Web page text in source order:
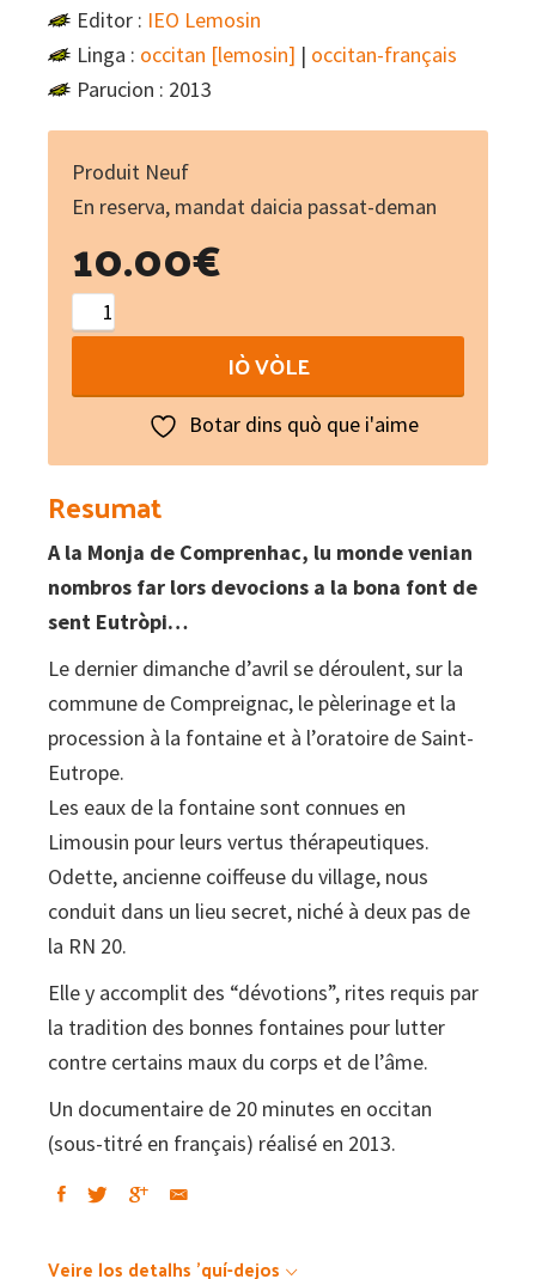
Editor : IEO Lemosin
Linga : occitan [lemosin] | occitan-français
Parucion : 2013
Produit Neuf
En reserva, mandat daicia passat-deman
10.00€
Devocions
a
à
saint
Eutrope
(En
Lemosin
quantity
IÒ VÒLE
Botar dins quò que i'aime
Resumat
A la Monja de Comprenhac, lu monde venian
nombros far lors devocions a la bona font de
sent Eutròpi…
Le dernier dimanche d’avril se déroulent, sur la
commune de Compreignac, le pèlerinage et la
procession à la fontaine et à l’oratoire de Saint-
Eutrope.
Les eaux de la fontaine sont connues en
Limousin pour leurs vertus thérapeutiques.
Odette, ancienne coiffeuse du village, nous
conduit dans un lieu secret, niché à deux pas de
la RN 20.
Elle y accomplit des “dévotions”, rites requis par
la tradition des bonnes fontaines pour lutter
contre certains maux du corps et de l’âme.
Un documentaire de 20 minutes en occitan
(sous-titré en français) réalisé en 2013.
Veire los detalhs 'quí-dejos